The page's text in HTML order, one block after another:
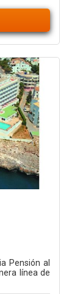
Pensión al
línea de